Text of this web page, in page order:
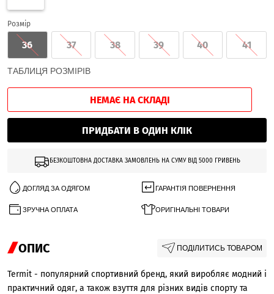
Розмір
36 37 38 39 40 41
ТАБЛИЦЯ РОЗМІРІВ
НЕМАЄ НА СКЛАДІ
ПРИДБАТИ В ОДИН КЛІК
БЕЗКОШТОВНА ДОСТАВКА ЗАМОВЛЕНЬ НА СУМУ ВІД 5000 ГРИВЕНЬ
ДОГЛЯД ЗА ОДЯГОМ ГАРАНТІЯ ПОВЕРНЕННЯ
ЗРУЧНА ОПЛАТА ОРИГІНАЛЬНІ ТОВАРИ
ОПИС ПОДІЛИТИСЬ ТОВАРОМ
Termit - популярний спортивний бренд, який виробляє модний і
практичний одяг, а також взуття для різних видів спорту та